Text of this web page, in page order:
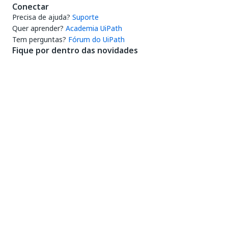
Conectar
Precisa de ajuda? Suporte
Quer aprender? Academia UiPath
Tem perguntas? Fórum do UiPath
Fique por dentro das novidades